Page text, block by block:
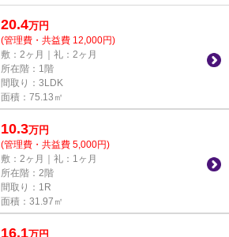
20.4万円
(管理費・共益費 12,000円)
敷：2ヶ月｜礼：2ヶ月
所在階：1階
間取り：3LDK
面積：75.13㎡
10.3万円
(管理費・共益費 5,000円)
敷：2ヶ月｜礼：1ヶ月
所在階：2階
間取り：1R
面積：31.97㎡
16.1万円